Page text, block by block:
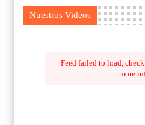
Nuestros Videos
Feed failed to load,
more